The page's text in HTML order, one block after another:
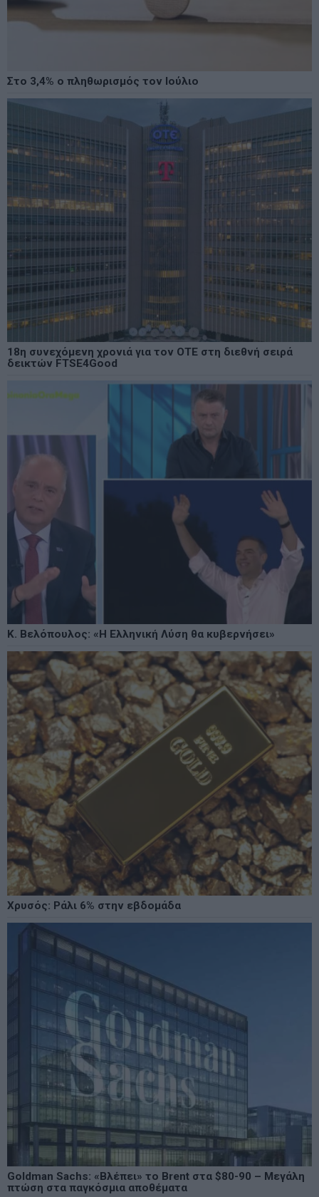
Στο 3,4% ο πληθωρισμός τον Ιούλιο
18η συνεχόμενη χρονιά για τον ΟΤΕ στη διεθνή σειρά
δεικτών FTSE4Good
Κ. Βελόπουλος: «Η Ελληνική Λύση θα κυβερνήσει»
Χρυσός: Ράλι 6% στην εβδομάδα
Goldman Sachs: «Βλέπει» το Brent στα $80-90 – Μεγάλη
πτώση στα παγκόσμια αποθέματα